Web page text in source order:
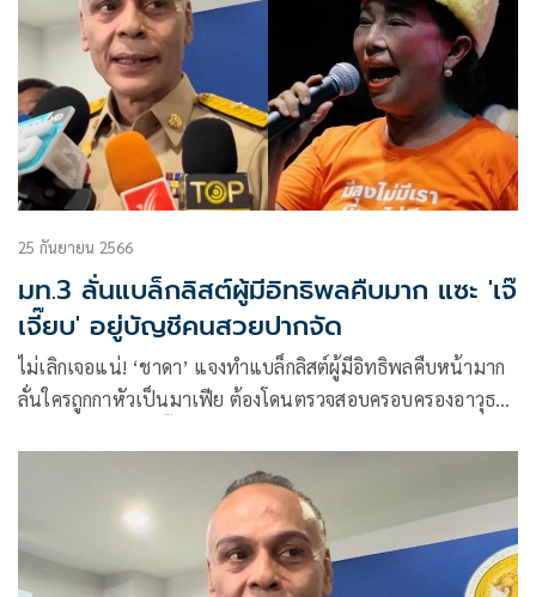
25 กันยายน 2566
มท.3 ลั่นแบล็กลิสต์ผู้มีอิทธิพลคืบมาก แซะ 'เจ๊
เจี๊ยบ' อยู่บัญชีคนสวยปากจัด
ไม่เลิกเจอแน่! ‘ชาดา’ แจงทำแบล็กลิสต์ผู้มีอิทธิพลคืบหน้ามาก
ลั่นใครถูกกาหัวเป็นมาเฟีย ต้องโดนตรวจสอบครอบครองอาวุธ